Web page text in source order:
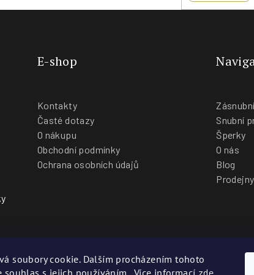
soubory cookie. Dalším procházením tohoto
souhlas s jejich používáním.. Více informací zde
E-shop
Kontakty
Časté dotazy
O nákupu
Obchodní podmínky
Ochrana osobních údajů
Snubní
Šperky
O nás
Blog
Prodejny